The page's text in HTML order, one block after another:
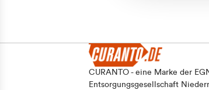
CURANTO - eine Marke der
Entsorgungsgesellschaft